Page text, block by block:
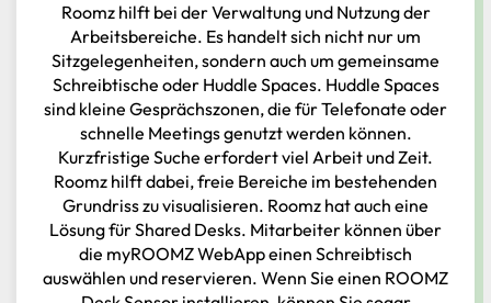
Roomz hilft bei der Verwaltung und Nutzung der
Arbeitsbereiche. Es handelt sich nicht nur um
Sitzgelegenheiten, sondern auch um gemeinsame
Schreibtische oder Huddle Spaces. Huddle Spaces
sind kleine Gesprächszonen, die für Telefonate oder
schnelle Meetings genutzt werden können.
Kurzfristige Suche erfordert viel Arbeit und Zeit.
Roomz hilft dabei, freie Bereiche im bestehenden
Grundriss zu visualisieren. Roomz hat auch eine
Lösung für Shared Desks. Mitarbeiter können über
die myROOMZ WebApp einen Schreibtisch
auswählen und reservieren. Wenn Sie einen ROOMZ